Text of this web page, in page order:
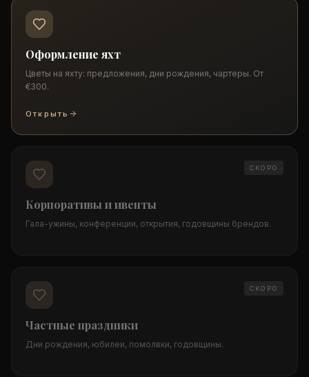
Оформление яхт
Цветы на яхту: предложения, дни рождения, чартеры. От
€300.
Открыть
СКОРО
Корпоративы и ивенты
Гала-ужины, конференции, открытия, годовщины брендов.
СКОРО
Частные праздники
Дни рождения, юбилеи, помолвки, годовщины.